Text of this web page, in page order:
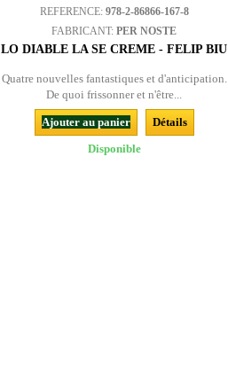
REFERENCE: 978-2-86866-167-8
FABRICANT:PER NOSTE
LO DIABLE LA SE CREME - FELIP BIU
Quatre nouvelles fantastiques et d'anticipation.
De quoi frissonner et n'être...
Ajouter au panier
Détails
Disponible